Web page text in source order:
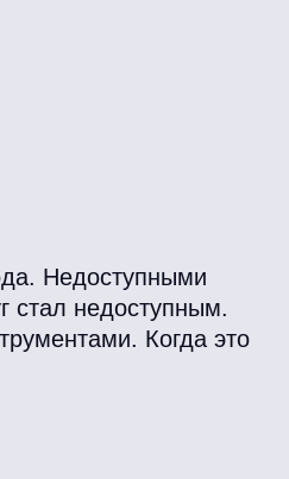
Недоступными
стал недоступным.
Когда это